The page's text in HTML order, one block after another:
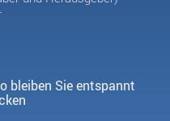
bleiben Sie entspannt